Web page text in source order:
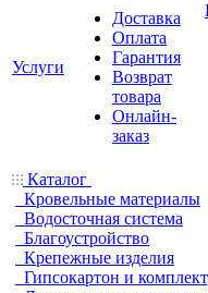
Услуги
Доставка
Оплата
Гарантия
Возврат
товара
Онлайн-
заказ
Каталог
Кровельные материалы
Водосточная система
Благоустройство
Крепежные изделия
Гипсокартон и